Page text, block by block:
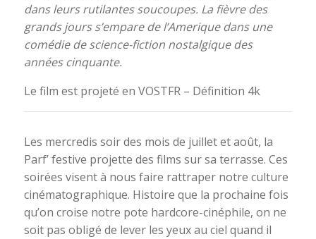
dans leurs rutilantes soucoupes. La fièvre des
grands jours s’empare de l’Amerique dans une
comédie de science-fiction nostalgique des
années cinquante.
Le film est projeté en VOSTFR – Définition 4k
Les mercredis soir des mois de juillet et août, la
Parf’ festive projette des films sur sa terrasse. Ces
soirées visent à nous faire rattraper notre culture
cinématographique. Histoire que la prochaine fois
qu’on croise notre pote hardcore-cinéphile, on ne
soit pas obligé de lever les yeux au ciel quand il